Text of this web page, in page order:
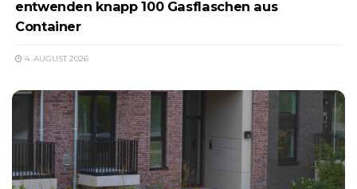
entwenden knapp 100 Gasflaschen aus
Container
4. AUGUST 2026